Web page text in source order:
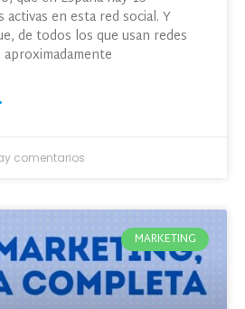
en esta red social. Y
de todos los que usan redes
comentarios
MARKETING